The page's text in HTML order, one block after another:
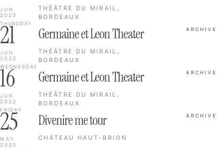
JUN
2023
THURSDAY
THÉÂTRE DU MIRAIL,
BORDEAUX
21
JUN
2023
WEDNESDAY
Germaine et Leon Theater
THÉÂTRE DU MIRAIL,
BORDEAUX
ARCHIVE
16
JUN
2023
FRIDAY
Germaine et Leon Theater
THÉÂTRE DU MIRAIL,
BORDEAUX
ARCHIVE
25
MAY
2023
Divenire me tour
CHÂTEAU HAUT-BRION
ARCHIVE